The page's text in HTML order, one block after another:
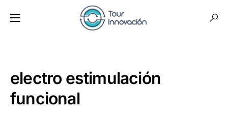
electro estimulación
funcional